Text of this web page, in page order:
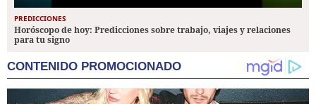
PREDICCIONES
Horóscopo de hoy: Predicciones sobre trabajo, viajes y relaciones
para tu signo
CONTENIDO PROMOCIONADO